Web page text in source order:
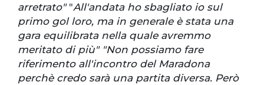
arretrato""All'andata ho sbagliato io sul
primo gol loro, ma in generale è stata una
gara equilibrata nella quale avremmo
meritato di più" "Non possiamo fare
riferimento all'incontro del Maradona
perchè credo sarà una partita diversa. Però